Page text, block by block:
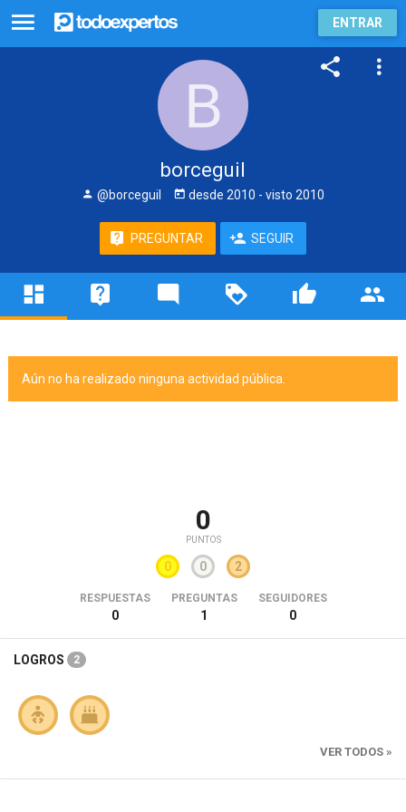
ENTRAR
borceguil
@borceguil desde 2010 - visto 2010
PREGUNTAR SEGUIR
Aún no ha realizado ninguna actividad pública.
0
PUNTOS
0 0 2
RESPUESTAS
0
PREGUNTAS
1
SEGUIDORES
0
LOGROS 2
VER TODOS »